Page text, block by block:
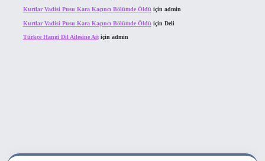
Kurtlar Vadisi Pusu Kara Kaçıncı Bölümde Öldü için admin
Kurtlar Vadisi Pusu Kara Kaçıncı Bölümde Öldü için Deli
Türkçe Hangi Dil Ailesine Aitiçin admin